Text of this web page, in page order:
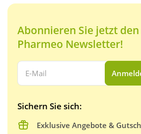
Abonnieren Sie jetzt den
Pharmeo Newsletter!
Ihre E-Mail Adresse:
Sichern Sie sich:
Exklusive Angebote &